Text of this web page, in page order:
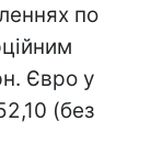
по
Євро у
(без